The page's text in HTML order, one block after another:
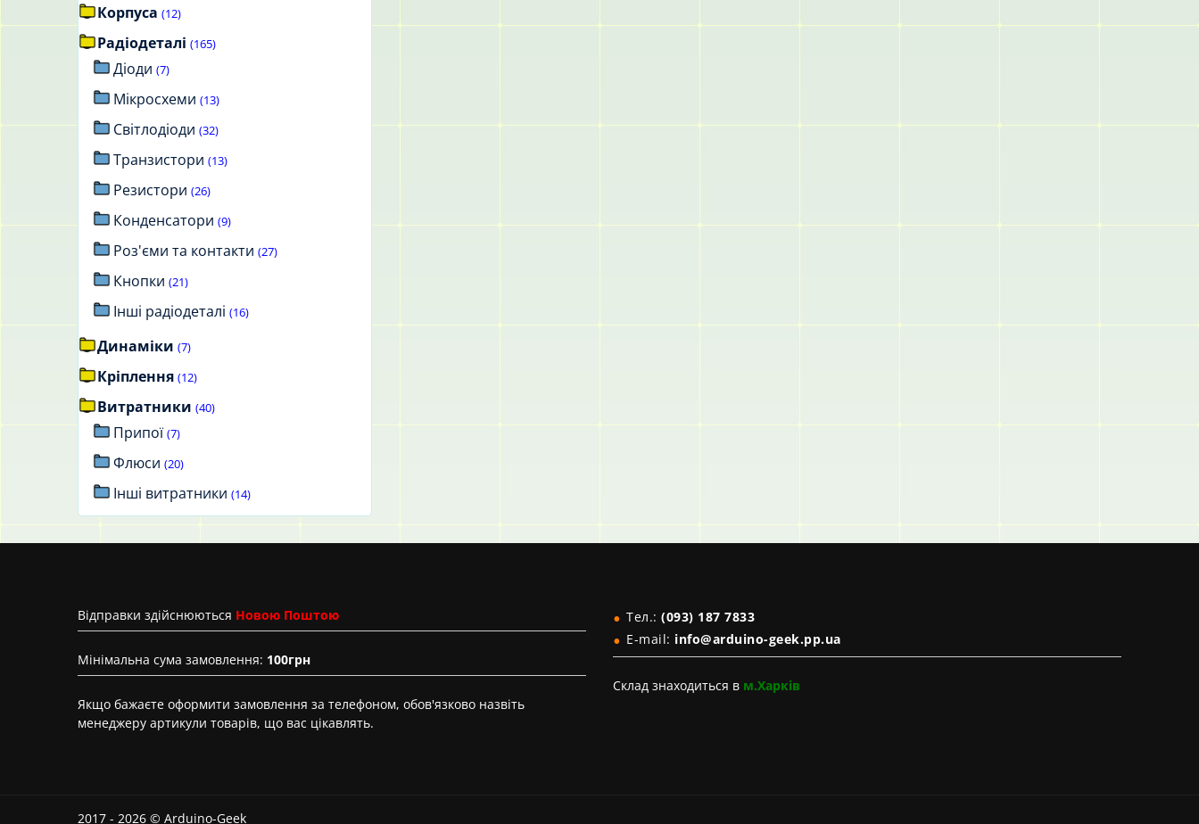
Корпуса (12)
Радіодеталі (165)
Діоди (7)
Мікросхеми (13)
Світлодіоди (32)
Транзистори (13)
Резистори (26)
Конденсатори (9)
Роз'єми та контакти (27)
Кнопки (21)
Інші радіодеталі (16)
Динаміки (7)
Кріплення (12)
Витратники (40)
Припої (7)
Флюси (20)
Інші витратники (14)
Вiдправки здійснюються Новою Поштою
Мінімальна сума замовлення: 100грн
Якщо бажаєте оформити замовлення за телефоном, обов'язково назвіть
менеджеру артикули товарів, що вас цікавлять.
Тел.: (093) 187 7833
E-mail: info@arduino-geek.pp.ua
Склад знаходиться в м.Харків
2017 - 2026 © Arduino-Geek